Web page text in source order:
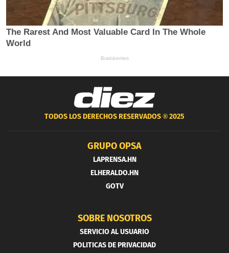
TODOS LOS DERECHOS RESERVADOS ®2025
GRUPO OPSA
LAPRENSA.HN
ELHERALDO.HN
GOTV
SOBRE NOSOTROS
SERVICIO AL USUARIO
POLITICAS DE PRIVACIDAD